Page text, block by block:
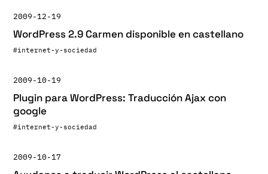
2009-12-19
WordPress 2.9 Carmen disponible en castellano
#internet-y-sociedad
2009-10-19
Plugin para WordPress: Traducción Ajax con
google
#internet-y-sociedad
2009-10-17